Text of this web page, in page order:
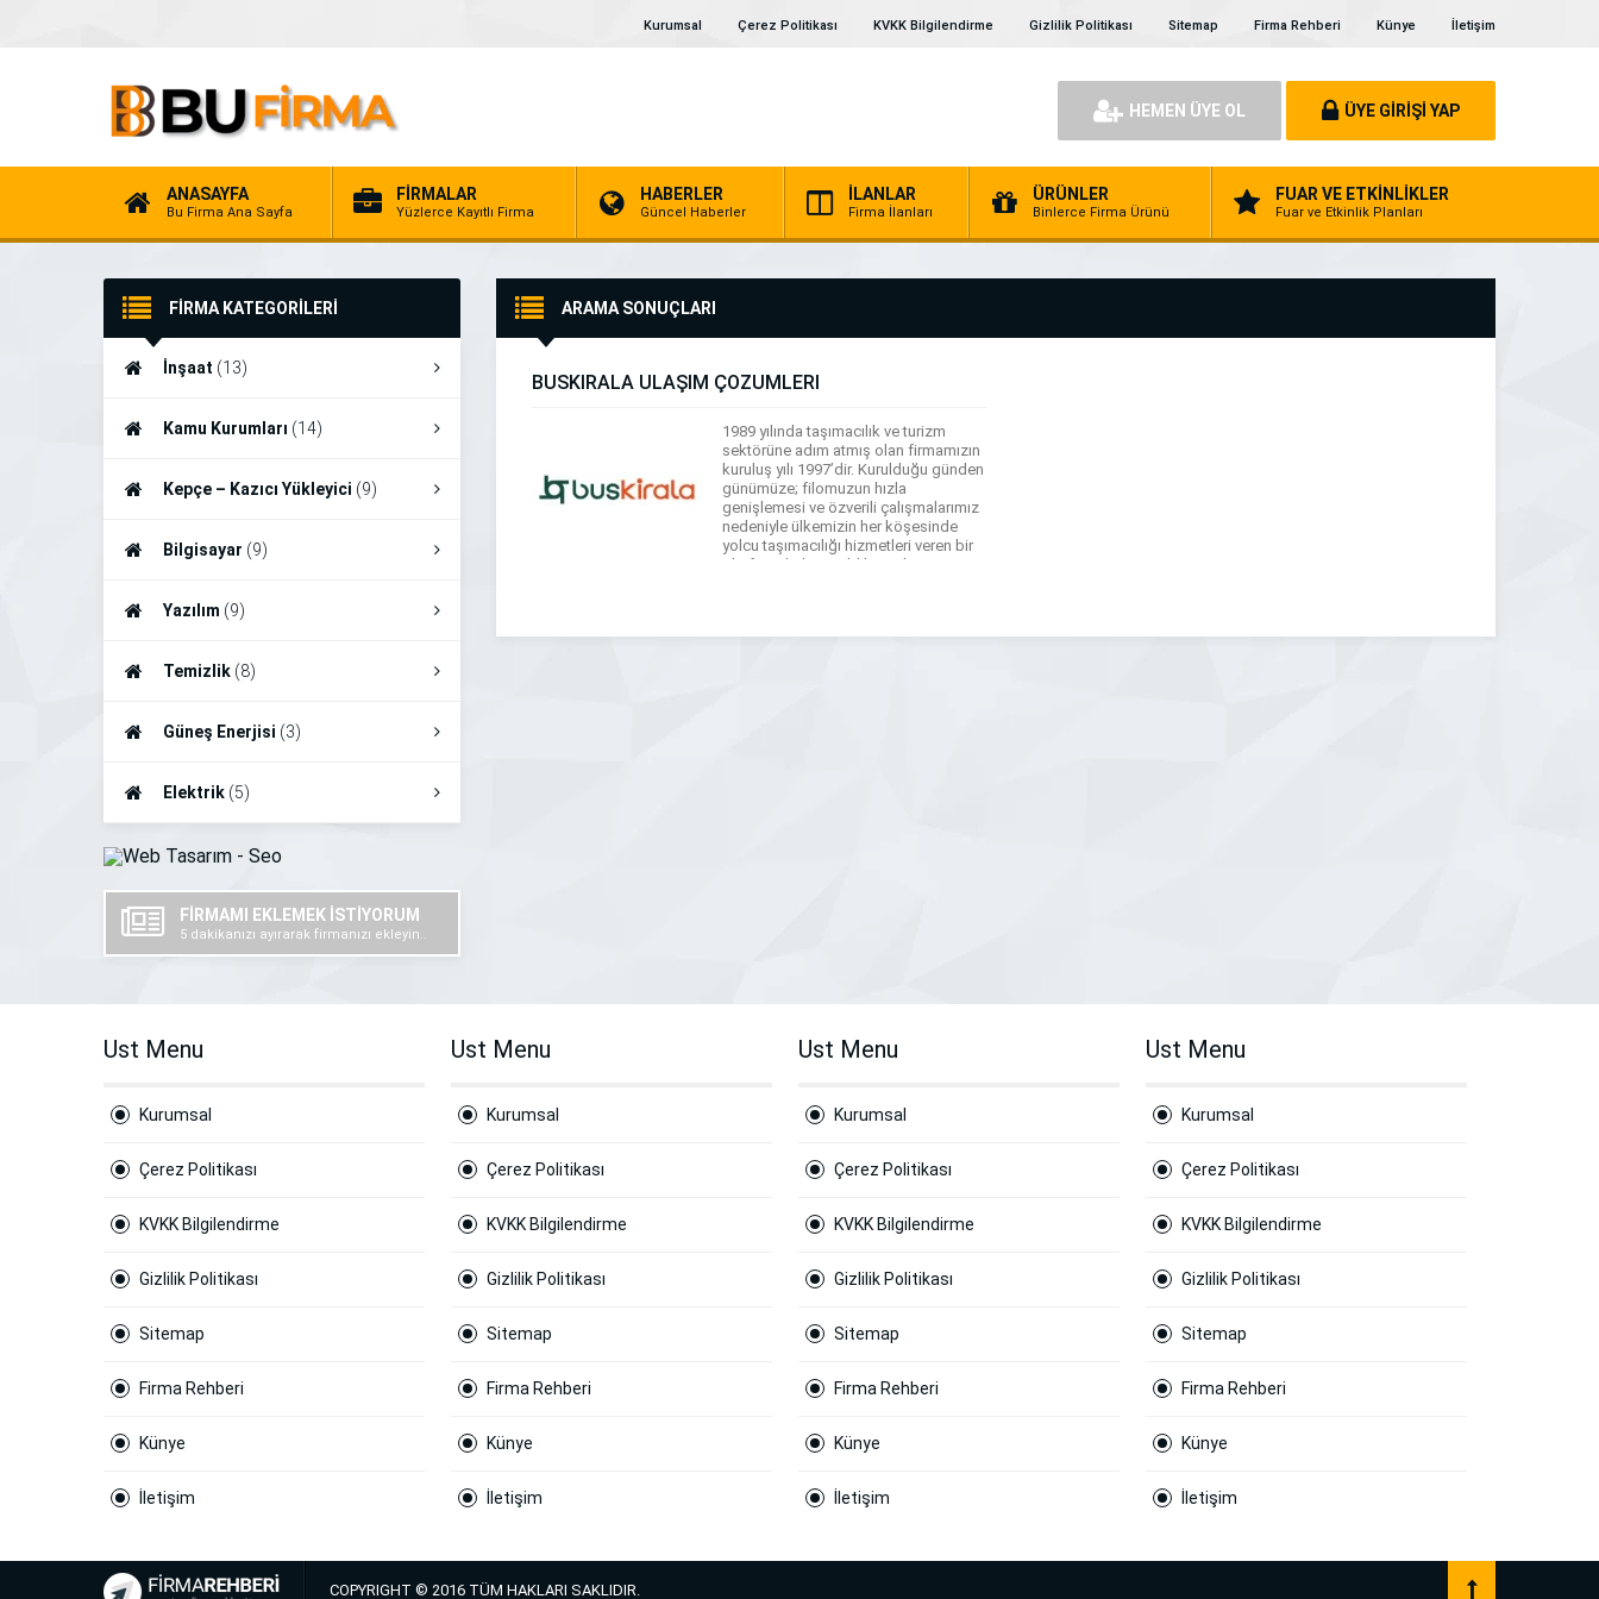
Kurumsal Çerez Politikası KVKK Bilgilendirme Gizlilik Politikası Sitemap Firma Rehberi Künye İletişim
HEMEN ÜYE OL ÜYE GİRİŞİ YAP
ANASAYFA
Bu Firma Ana Sayfa
FİRMALAR
Yüzlerce Kayıtlı Firma
HABERLER
Güncel Haberler
İLANLAR
Firma İlanları
ÜRÜNLER
Binlerce Firma Ürünü
FUAR VE ETKİNLİKLER
Fuar ve Etkinlik Planları
FİRMA KATEGORİLERİ
İnşaat (13)
Kamu Kurumları (14)
Kepçe – Kazıcı Yükleyici (9)
Bilgisayar (9)
Yazılım (9)
Temizlik (8)
Güneş Enerjisi (3)
Elektrik (5)
FİRMAMI EKLEMEK İSTİYORUM
5 dakikanızı ayırarak firmanızı ekleyin..
ARAMA SONUÇLARI
BUSKİRALA ULAŞIM ÇÖZÜMLERİ
1989 yılında taşımacılık ve turizm
sektörüne adım atmış olan firmamızın
kuruluş yılı 1997’dir. Kurulduğu günden
günümüze; filomuzun hızla
genişlemesi ve özverili çalışmalarımız
nedeniyle ülkemizin her köşesinde
yolcu taşımacılığı hizmetleri veren bir
platform haline geldik. 81 ilin
araçları ile adından […]
Ust Menu
Kurumsal
Çerez Politikası
KVKK Bilgilendirme
Gizlilik Politikası
Sitemap
Firma Rehberi
Künye
İletişim
Ust Menu
Kurumsal
Çerez Politikası
KVKK Bilgilendirme
Gizlilik Politikası
Sitemap
Firma Rehberi
Künye
İletişim
Ust Menu
Kurumsal
Çerez Politikası
KVKK Bilgilendirme
Gizlilik Politikası
Sitemap
Firma Rehberi
Künye
İletişim
Ust Menu
Kurumsal
Çerez Politikası
KVKK Bilgilendirme
Gizlilik Politikası
Sitemap
Firma Rehberi
Künye
İletişim
COPYRIGHT © 2016 TÜM HAKLARI SAKLIDIR.